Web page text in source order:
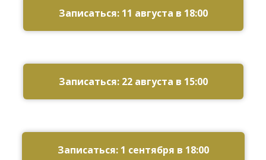
Записаться: 11 августа в 18:00
Записаться: 22 августа в 15:00
Записаться: 1 сентября в 18:00